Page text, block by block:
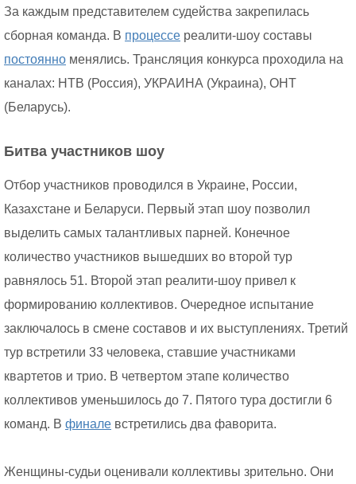
За каждым представителем судейства закрепилась
сборная команда. В процессе реалити-шоу составы
постоянно менялись. Трансляция конкурса проходила на
каналах: НТВ (Россия), УКРАИНА (Украина), ОНТ
(Беларусь).
Битва участников шоу
Отбор участников проводился в Украине, России,
Казахстане и Беларуси. Первый этап шоу позволил
выделить самых талантливых парней. Конечное
количество участников вышедших во второй тур
равнялось 51. Второй этап реалити-шоу привел к
формированию коллективов. Очередное испытание
заключалось в смене составов и их выступлениях. Третий
тур встретили 33 человека, ставшие участниками
квартетов и трио. В четвертом этапе количество
коллективов уменьшилось до 7. Пятого тура достигли 6
команд. В финале встретились два фаворита.
Женщины-судьи оценивали коллективы зрительно. Они